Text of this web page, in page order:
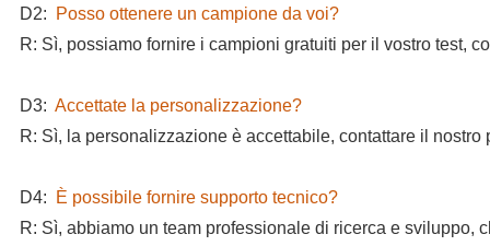
D2:
Posso ottenere un campione da voi?
R: Sì, possiamo fornire i campioni gratuiti per il vostro test,
D3: Accettate la personalizzazione?
R: Sì, la personalizzazione è accettabile, contattare il
D4:
È possibile fornire supporto tecnico?
R: Sì, abbiamo un team professionale di ricerca e sviluppo,